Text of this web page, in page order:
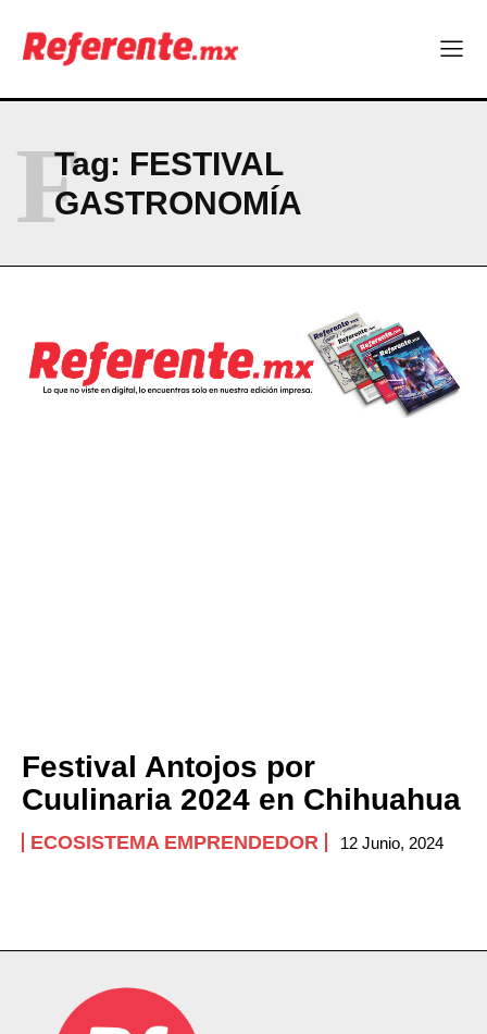
CONTACT
PRIVACY POLICY
NEWSLETTER
Tag: FESTIVAL
GASTRONOMÍA
F
Festival Antojos por
Cuulinaria 2024 en Chihuahua
ECOSISTEMA EMPRENDEDOR 12 Junio, 2024